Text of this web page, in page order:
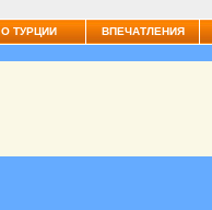
О ТУРЦИИ ВПЕЧАТЛЕНИЯ